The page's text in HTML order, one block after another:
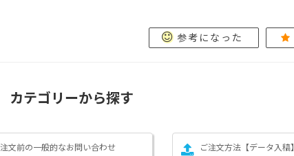
参考になった
カテゴリーから探す
文前の一般的なお問い合わせ ご注文方法【データ入稿】